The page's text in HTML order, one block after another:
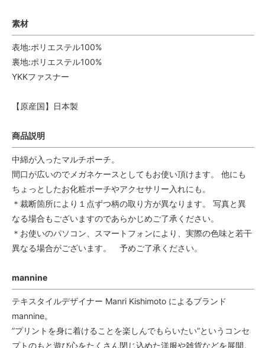
素材
表地:ポリエステル100%
裏地:ポリエステル100%
YKKファスナー
【原産国】日本製
商品説明
中綿が入ったマルチポーチ。
間口が広いのでメガネケースとしてもお使い頂けます。 他にも
ちょっとしたお化粧ポーチやアクセサリー入れにも。
＊裁断箇所により１点ずつ柄の取り方が異なります。 写真と異
なる場合もございますのであらかじめご了承ください。
＊お使いのパソコン、スマートフォンにより、実際の色味と若干
異なる場合がございます。 予めご了承ください。
mannine
テキスタイルデザイナー Manri Kishimoto によるブランド
mannine。
”プリントを身に着けることを楽しんでもらいたい”というコンセ
プトのもと遊び心をたくさん閉じ込めた洋服や雑貨などを展開。